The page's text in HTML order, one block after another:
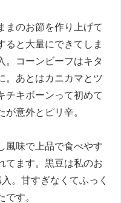
まのお節を作り上げて
ると大量にできてしま
。コーンビーフはキタ
。あとはカニカマとツ
チキボーンって初めて
意外とピリ辛。
風味で上品で食べやす
てます。黒豆は私のお
。甘すぎなくてふっく
す。